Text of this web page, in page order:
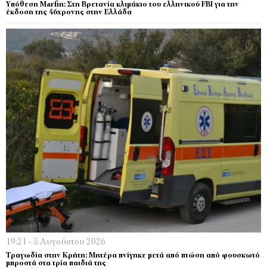
Υπόθεση Marfin: Στη Βρετανία κλιμάκιο του ελληνικού FBI για την
έκδοση της 46χρονης στην Ελλάδα
19:21 - 5 Αυγούστου 2026
Τραγωδία στην Κρήτη: Μητέρα πνίγηκε μετά από πτώση από φουσκωτό
μπροστά στα τρία παιδιά της